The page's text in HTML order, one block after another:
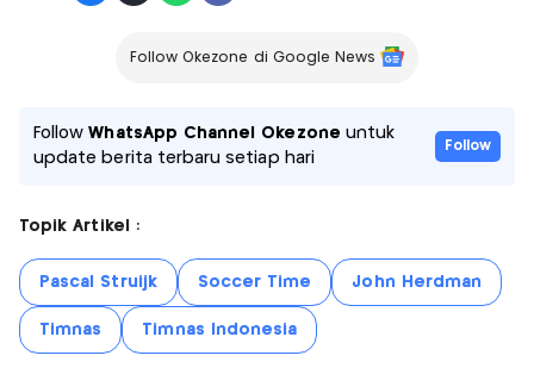
Follow Okezone di Google News
FollowWhatsApp Channel Okezone untuk
update berita terbaru setiap hari
Follow
Topik Artikel :
Pascal Struijk Soccer Time John Herdman
Timnas Timnas Indonesia